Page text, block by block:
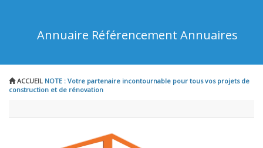
Annuaire Référencement Annuaires
ACCUEIL NOTE : Votre partenaire incontournable pour tous vos projets de
construction et de rénovation